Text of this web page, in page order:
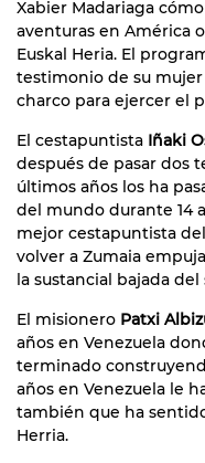
Xabier Madariaga
aventuras en América
Euskal Heria. El
testimonio de su
charco para ejercer el
El cestapuntista Iñaki
después de pasar dos
últimos años los ha
del mundo durante 14
mejor cestapuntista
volver a Zumaia
la sustancial bajada del
El misionero Patxi
años en Venezuela
terminado
años en Venezuela le
también que ha
Herria.